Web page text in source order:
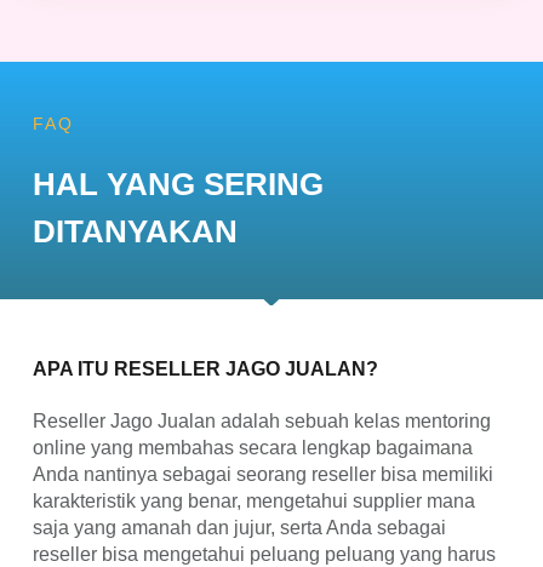
FAQ
HAL YANG SERING
DITANYAKAN
APA ITU RESELLER JAGO JUALAN?
Reseller Jago Jualan adalah sebuah kelas mentoring
online yang membahas secara lengkap bagaimana
Anda nantinya sebagai seorang reseller bisa memiliki
karakteristik yang benar, mengetahui supplier mana
saja yang amanah dan jujur, serta Anda sebagai
reseller bisa mengetahui peluang peluang yang harus